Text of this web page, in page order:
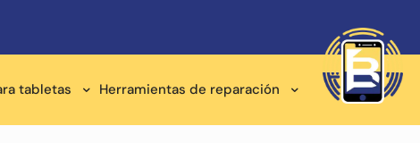
tabletas Herramientas de reparación